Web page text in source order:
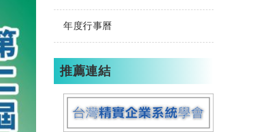
年度行事曆
推薦連結